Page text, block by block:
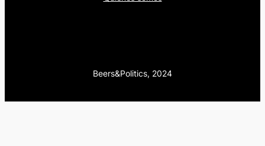
Beers&Politics, 2024